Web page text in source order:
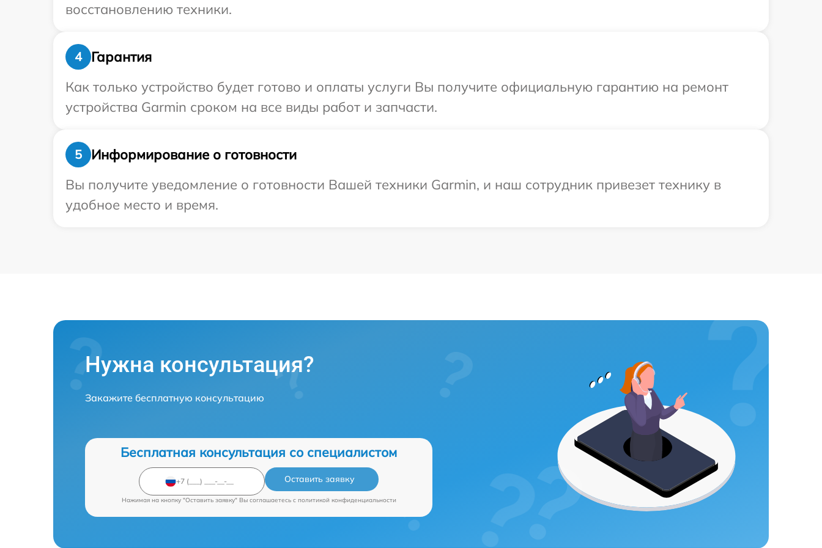
восстановлению техники.
4
Гарантия
Как только устройство будет готово и оплаты услуги Вы получите официальную гарантию на ремонт
устройства Garmin сроком на все виды работ и запчасти.
5
Информирование о готовности
Вы получите уведомление о готовности Вашей техники Garmin, и наш сотрудник привезет технику в
удобное место и время.
Нужна консультация?
Закажите бесплатную консультацию
Бесплатная консультация со специалистом
Оставить заявку
Нажимая на кнопку "Оставить заявку" Вы соглашаетесь c политикой конфиденциальности